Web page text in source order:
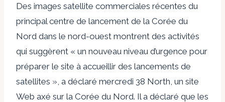
Des images satellite commerciales récentes du
principal centre de lancement de la Corée du
Nord dans le nord-ouest montrent des activités
qui suggèrent « un nouveau niveau d’urgence pour
préparer le site à accueillir des lancements de
satellites », a déclaré mercredi 38 North, un site
Web axé sur la Corée du Nord. Il a déclaré que les